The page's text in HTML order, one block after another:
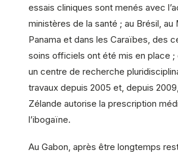
essais cliniques sont menés avec
ministères de la santé ; au Brésil, au
Panama et dans les Caraïbes, des
soins officiels ont été mis en place ;
un centre de recherche
travaux depuis 2005 et, depuis
Zélande autorise la prescription
l’ibogaïne.
Au Gabon, après être longtemps